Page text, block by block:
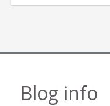
Blog info